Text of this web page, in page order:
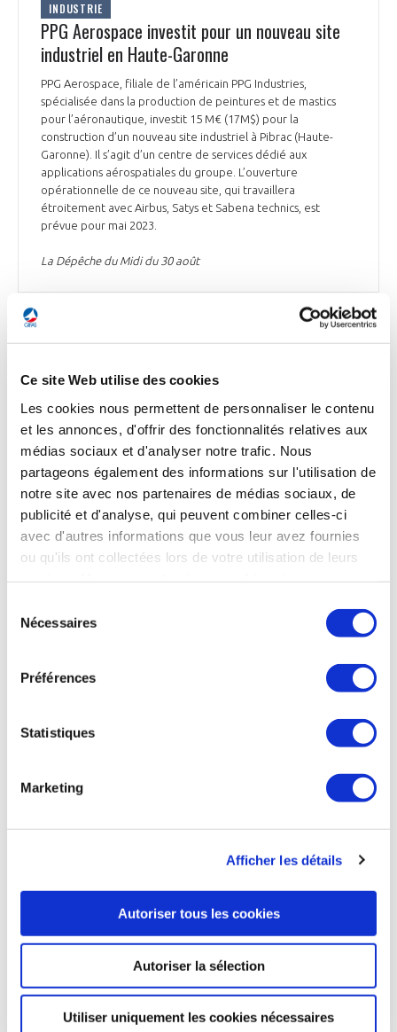
Ce site Web utilise des cookies
Les cookies nous permettent de personnaliser le contenu
et les annonces, d'offrir des fonctionnalités relatives aux
médias sociaux et d'analyser notre trafic. Nous
partageons également des informations sur l'utilisation de
notre site avec nos partenaires de médias sociaux, de
publicité et d'analyse, qui peuvent combiner celles-ci
avec d'autres informations que vous leur avez fournies
ou qu'ils ont collectées lors de votre utilisation de leurs
Nécessaires
Préférences
Statistiques
Marketing
Afficher les détails
Autoriser tous les cookies
Autoriser la sélection
Utiliser uniquement les cookies nécessaires
INDUSTRIE
PPG Aerospace investit pour un nouveau site
industriel en Haute-Garonne
PPG Aerospace, filiale de l’américain PPG Industries,
spécialisée dans la production de peintures et de mastics
pour l’aéronautique, investit 15 M€ (17M$) pour la
construction d’un nouveau site industriel à Pibrac (Haute-
Garonne). Il s’agit d’un centre de services dédié aux
applications aérospatiales du groupe. L’ouverture
opérationnelle de ce nouveau site, qui travaillera
étroitement avec Airbus, Satys et Sabena technics, est
prévue pour mai 2023.
La Dépêche du Midi du 30 août
Airbus Corporate Jet : focus sur le nouveau «
TwoTwenty
Airbus Corporate Jet (ACJ) a inauguré au printemps dernier
à Toulouse un studio dédié à l’ACJ TwoTwenty, permettant
aux clients de s’immerger dans leur futur avion. Dévoilé à
l’occasion du salon de l’aviation d’affaires EBACE à Genève
en mai 2022, ce studio a été installé à Blagnac, au sein du
centre des maquettes qui présente à l’échelle 1 l’ensemble
de la gamme Airbus.
Artemis : le décollage vers la Lune du lanceur
Launch System (SLS), a été annulé lundi à cause d'un
septembre, puis le 5 septembre. Mais le problème devra
d'abord être évalué par les équipes de la NASA avant de
Ensemble de la presse du 30 août